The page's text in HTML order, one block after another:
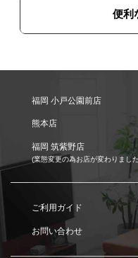
便利
福岡 小戸公園前店
熊本店
福岡 筑紫野店
(業態変更の為お店が変わりまし
ご利用ガイド
お問い合わせ